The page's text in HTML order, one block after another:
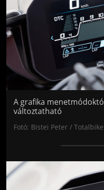
A grafika
változtatható
Fotó: Bistei Peter / Totalbike
Jön